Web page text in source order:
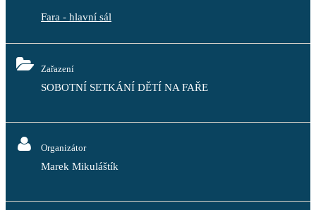
Fara - hlavní sál
Zařazení
SOBOTNÍ SETKÁNÍ DĚTÍ NA FAŘE
Organizátor
Marek Mikuláštík